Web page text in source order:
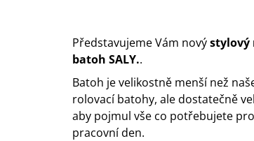
Představujeme Vám novýstylový
batoh SALY..
Batoh je velikostně menší než
rolovací batohy, ale dostatečně
aby pojmul vše co potřebujete
pracovní den.